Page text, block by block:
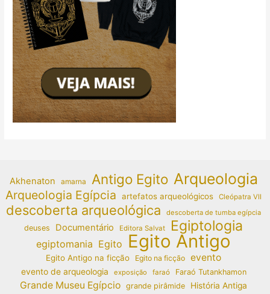
Akhenaton amarna Antigo Egito Arqueologia
Arqueologia Egípcia artefatos arqueológicos Cleópatra VII
descoberta arqueológica descoberta de tumba egípcia
deuses Documentário Editora Salvat Egiptologia
egiptomania Egito Egito Antigo
Egito Antigo na ficção Egito na ficção evento
evento de arqueologia exposição faraó Faraó Tutankhamon
Grande Museu Egípcio grande pirâmide
História Antiga